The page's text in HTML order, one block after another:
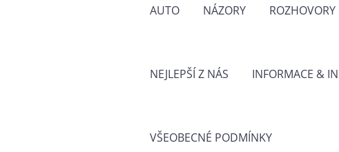
AUTO NÁZORY ROZHOVORY
NEJLEPŠÍ Z NÁS INFORMACE &
VŠEOBECNÉ PODMÍNKY